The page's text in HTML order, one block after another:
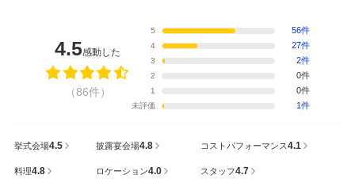
4.5感動した
（86件）
5 56件
4 27件
3 2件
2 0件
1 0件
未評価 1件
挙式会場4.5 披露宴会場4.8 コストパフォーマンス4.1
料理4.8 ロケーション4.0 スタッフ4.7